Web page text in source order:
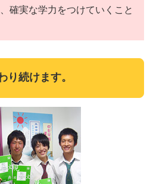
確実な学力をつけていくこと
り続けます。